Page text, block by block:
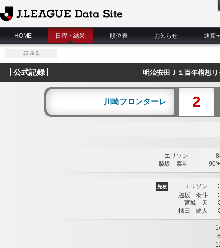
J.League Data Site
HOME
日程・結果 順位表 お知らせ 通算
戻る
公式記録 明治安田Ｊ１百年構想
川崎フロンターレ 2
エリソン
脇坂 泰斗
先攻
エリソン
脇坂 泰斗
宮城 天
橘田 健人
6